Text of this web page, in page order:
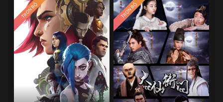
TRỌN BỘ TRỌN BỘ